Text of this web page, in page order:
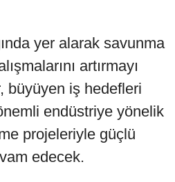
yer alarak savunma
artırmayı
büyüyen iş hedefleri
endüstriye yönelik
projeleriyle güçlü
edecek.